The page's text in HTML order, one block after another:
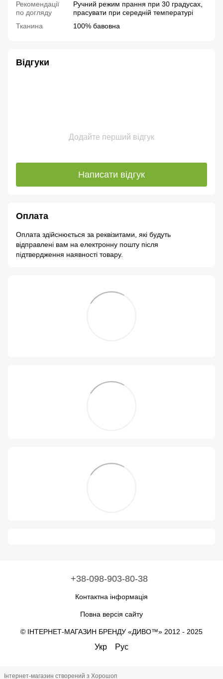
Рекомендації
по догляду
Ручний режим прання при 30 градусах,
прасувати при середній температурі
Тканина
100% бавовна
Відгуки
Додайте перший відгук
Написати відгук
Оплата
Оплата здійснюється за реквізитами, які будуть
відправлені вам на електронну пошту після
підтвердження наявності товару.
+38-098-903-80-38
Контактна інформація
Повна версія сайту
© ІНТЕРНЕТ-МАГАЗИН БРЕНДУ «ДИВО™» 2012 - 2025
Укр Рус
Інтернет-магазин створений з Хорошоп